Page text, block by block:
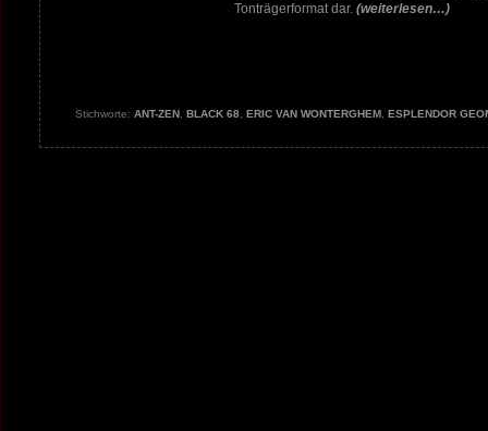
Tonträgerformat dar. (weiterlesen…)
Stichworte: ANT-ZEN BLACK 68 ERIC VAN WONTERGHEM ESPLENDOR